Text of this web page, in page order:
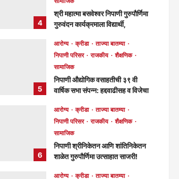
4
श्री महात्मा बसवेश्वर निपाणी गुरुपौर्णिमा
गुरुवंदन कार्यक्रमाला विद्यार्थी,
प्रतिसाद!
मुख्य संपादक
6 days ago
133
5
आरोग्य क्रीडा
ताज्या बातम्या
निपाणी परिसर
राजकीय
शैक्षणिक
सामाजिक
निपाणी औद्योगिक वसाहतीची ३९ वी
वार्षिक सभा संपन्न: हद्दवाढीसह व विजेचा
चेअरमन बाळासाहेब जोरापुरे
मुख्य संपादक
6 days ago
183
6
आरोग्य क्रीडा
ताज्या बातम्या
निपाणी परिसर
राजकीय
शैक्षणिक
सामाजिक
निपाणी श्रीनिकेतन आणि शांतिनिकेतन
शाळेत गुरुपौर्णिमा उत्साहात साजरी!
आरोग्य क्रीडा
ताज्या बातम्या